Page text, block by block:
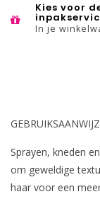
Kies voor
In je
Sprayen, kneden
om geweldige
haar voor een